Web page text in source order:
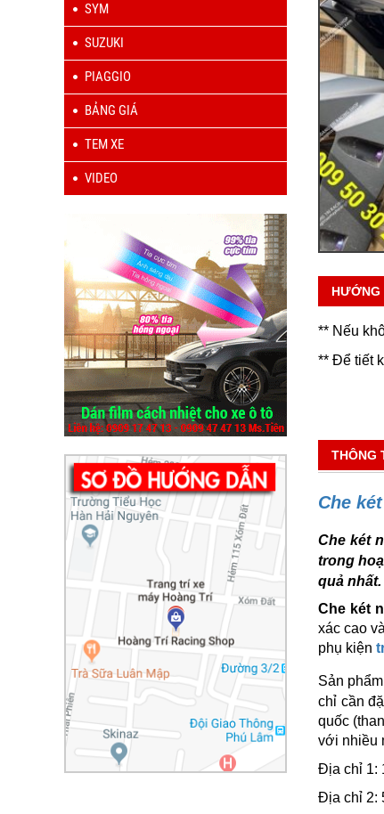
SYM
SUZUKI
PIAGGIO
BẢNG GIÁ
TEM XE
VIDEO
HƯỚNG
** Nếu
** Để tiết
THÔNG
Che
Che két
trong
quả
Che két
xác cao
phụ kiện
Sản
chỉ cần
quốc
với nhiều
Địa chỉ 1:
Địa chỉ 2: